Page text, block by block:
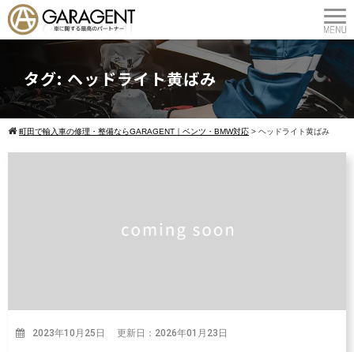
タグ: ヘッドライト黄ばみ
町田で輸入車の修理・整備ならGARAGENT｜ベンツ・BMW対応 > ヘッドライト黄ばみ
2023年10月25日 更新日：2026年01月23日